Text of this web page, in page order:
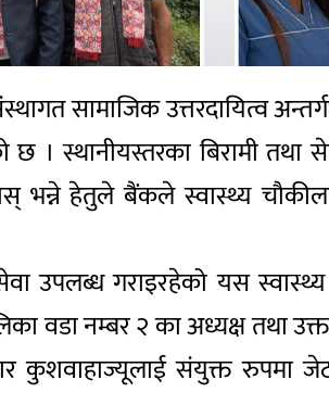
सामाजिक उत्तरदायित्व
। स्थानीयस्तरका बिरामी तथा
भन्ने हेतुले बैंकले स्वास्थ्य
उपलब्ध गराइरहेको यस
वडा नम्बर २ का अध्यक्ष तथा
कुशवाहाज्यूलाई संयुक्त रुपमा